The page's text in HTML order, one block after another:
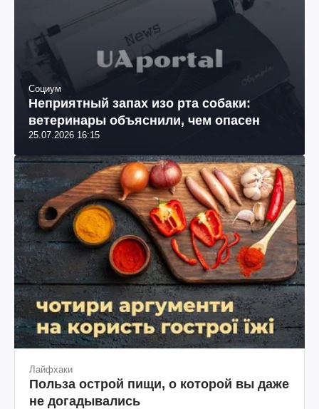
Социум
Неприятный запах изо рта собаки:
ветеринары объяснили, чем опасен
25.07.2026 16:15
Лайфхаки
Польза острой пищи, о которой вы даже
не догадывались